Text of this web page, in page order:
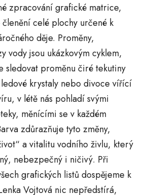
zpracování grafické matrice,
celé plochy určené k
děje. Proměny,
vody jsou ukázkovým cyklem,
sledovat proměnu čiré tekutiny
krystaly nebo divoce vířící
v létě nás pohladí svými
měnícími se v každém
zdůrazňuje tyto změny,
a vitalitu vodního živlu, který
nebezpečný i ničivý. Při
grafických listů dospějeme k
Vojtová nic nepředstírá,